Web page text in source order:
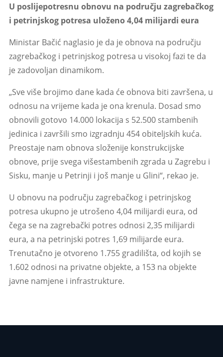
U poslijepotresnu obnovu na području zagrebačkog
i petrinjskog potresa uloženo 4,04 milijardi eura
Ministar Bačić naglasio je da je obnova na području
zagrebačkog i petrinjskog potresa u visokoj fazi te da
je zadovoljan dinamikom.
„Sve više brojimo dane kada će obnova biti završena, u
odnosu na vrijeme kada je ona krenula. Dosad smo
obnovili gotovo 14.000 lokacija s 52.500 stambenih
jedinica i završili smo izgradnju 454 obiteljskih kuća.
Preostaje nam obnova složenije konstrukcijske
obnove, prije svega višestambenih zgrada u Zagrebu i
Sisku, manje u Petrinji i još manje u Glini“, rekao je.
U obnovu na području zagrebačkog i petrinjskog
potresa ukupno je utrošeno 4,04 milijardi eura, od
čega se na zagrebački potres odnosi 2,35 milijardi
eura, a na petrinjski potres 1,69 milijarde eura.
Trenutačno je otvoreno 1.755 gradilišta, od kojih se
1.602 odnosi na privatne objekte, a 153 na objekte
javne namjene i infrastrukture.